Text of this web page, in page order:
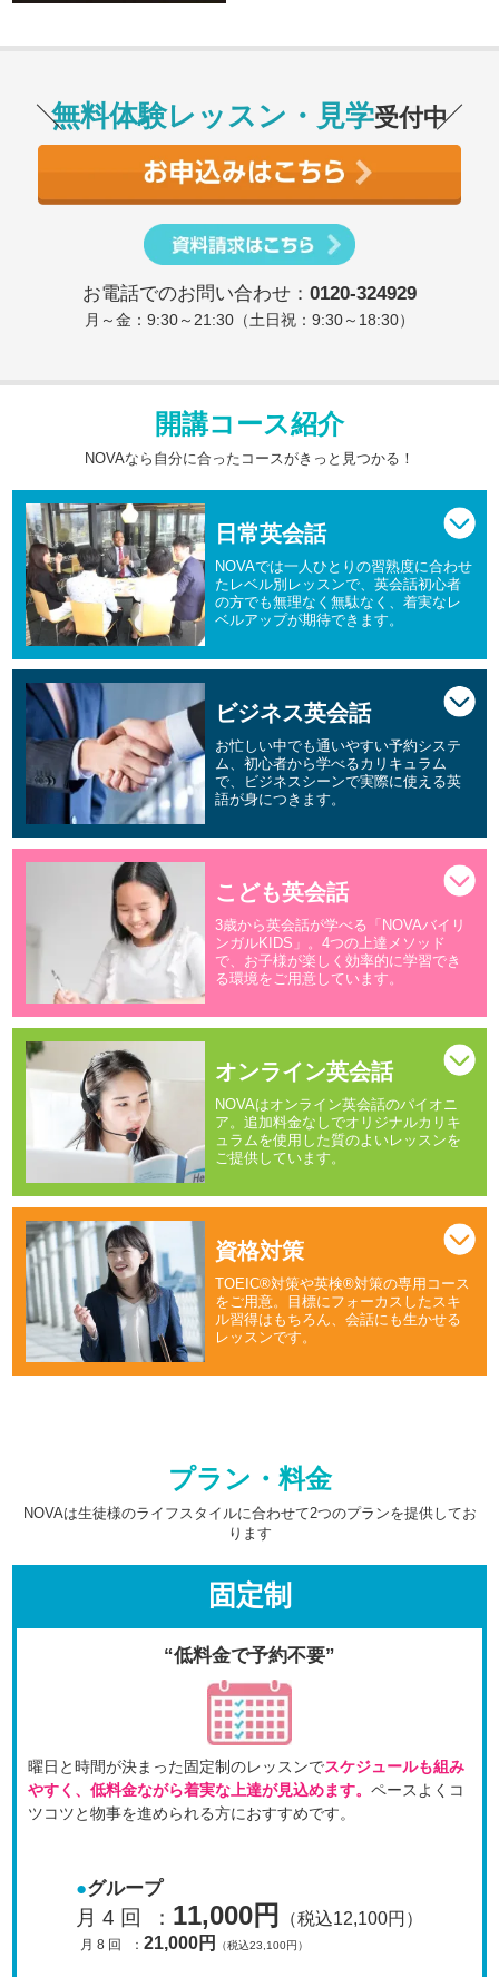
無料体験レッスン・見学受付中
お電話でのお問い合わせ： 0120-324929
月～金：9:30～21:30（土日祝：9:30～18:30）
開講コース紹介
NOVAなら自分に合ったコースがきっと見つかる！
日常英会話
NOVAでは一人ひとりの習熟度に合わせ
たレベル別レッスンで、英会話初心者
の方でも無理なく無駄なく、着実なレ
ベルアップが期待できます。
ビジネス英会話
お忙しい中でも通いやすい予約システ
ム、初心者から学べるカリキュラム
で、ビジネスシーンで実際に使える英
語が身につきます。
こども英会話
3歳から英会話が学べる「NOVAバイリ
ンガルKIDS」。4つの上達メソッド
で、お子様が楽しく効率的に学習でき
る環境をご用意しています。
オンライン英会話
NOVAはオンライン英会話のパイオニ
ア。追加料金なしでオリジナルカリキ
ュラムを使用した質のよいレッスンを
ご提供しています。
資格対策
TOEIC®対策や英検®対策の専用コース
をご用意。目標にフォーカスしたスキ
ル習得はもちろん、会話にも生かせる
レッスンです。
プラン・料金
NOVAは生徒様のライフスタイルに合わせて2つのプランを提供してお
ります
固定制
“低料金で予約不要”
曜日と時間が決まった固定制のレッスンでスケジュールも組み
やすく、低料金ながら着実な上達が見込めます。 ペースよくコ
ツコツと物事を進められる方におすすめです。
グループ
月 4 回 ： 11,000円 （税込12,100円）
月 8 回 ：21,000円 （税込23,100円）